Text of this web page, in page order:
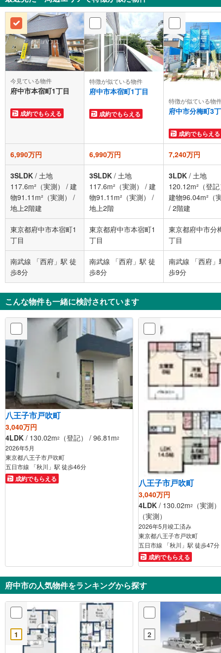
今見ている物件
府中市本宿町1丁目
成約でもらえる
特徴が似ている物件
府中市本宿町1丁目
成約でもらえる
特徴が似ている物
府中市分梅町3
成約でもらえる
6,990万円 6,990万円 7,240万円
3SLDK / 土地
117.6m²（実測）
/ 建
物91.11m²（実測）
/
地上2階建
3SLDK / 土地
117.6m²（実測）
/ 建
物91.11m²（実測）
/
地上2階
3LDK / 土地
120.12m²（登
建物96.04m²（
/ 2階建
東京都府中市本宿町1
丁目
東京都府中市本宿町1
丁目
東京都府中市分
丁目
南武線 「西府」駅 徒
歩8分
南武線 「西府」駅 徒
歩8分
南武線 「西府」
歩9分
こんな物件も一緒に検討されています
八王子市戸吹町
3,040万円
4LDK / 130.02m2 （登記） / 96.81m2
2026年5月
東京都八王子市戸吹町
五日市線 「秋川」駅 徒歩46分
成約でもらえる 八王子市戸吹町
3,040万円
4LDK / 130.02m2
（実測
（実測）
2026年5月竣工済み
東京都八王子市戸吹町
五日市線 「秋川」駅 徒歩47分
成約でもらえる
府中市の人気物件をランキングから探す
1 2